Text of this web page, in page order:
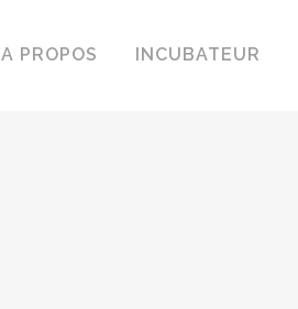
A PROPOS INCUBATEUR